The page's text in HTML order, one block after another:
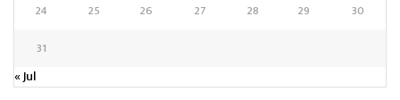
24
25 26 27 28 29
30
31
« Jul